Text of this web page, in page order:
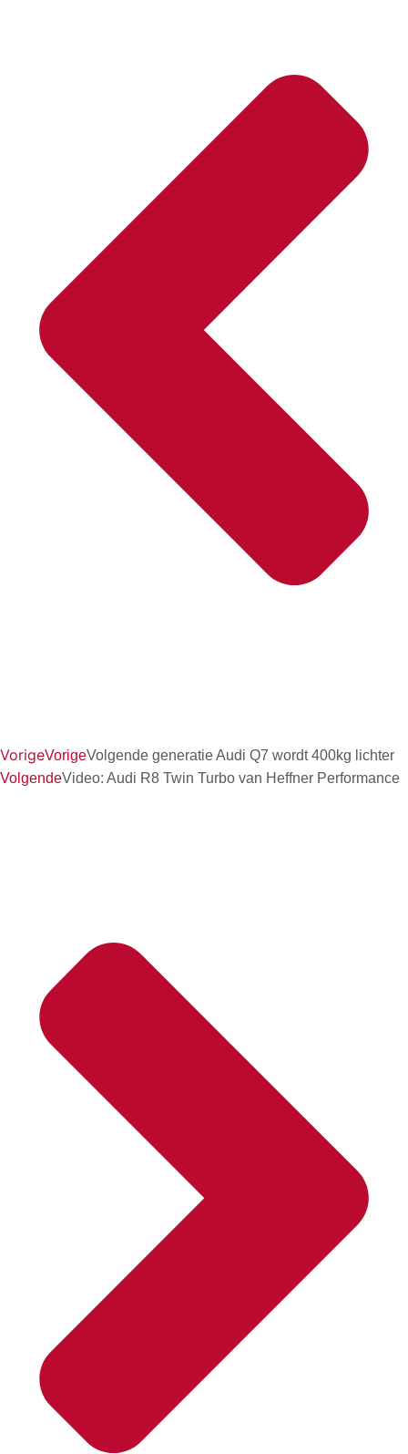
VorigeVorigeVolgende generatie Audi Q7 wordt 400kg lichter
VolgendeVideo: Audi R8 Twin Turbo van Heffner Performance